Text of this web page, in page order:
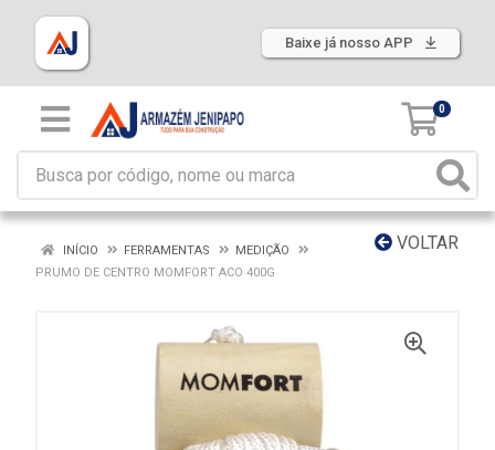
Baixe já nosso APP
0
VOLTAR
INÍCIO FERRAMENTAS
MEDIÇÃO
PRUMO DE CENTRO MOMFORT ACO 400G